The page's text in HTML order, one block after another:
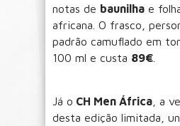
notas de baunilha e
africana. O frasco,
padrão camuflado em
100 ml e custa 89€
Já o CH Men África , a
desta edição limitada,